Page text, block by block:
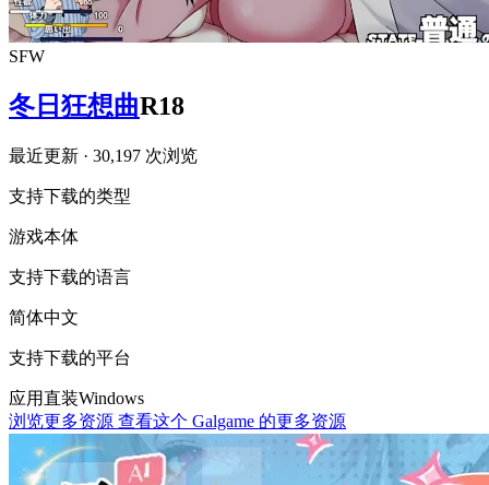
SFW
冬日狂想曲R18
最近更新 · 30,197 次浏览
支持下载的类型
游戏本体
支持下载的语言
简体中文
支持下载的平台
应用直装Windows
浏览更多资源 查看这个 Galgame 的更多资源